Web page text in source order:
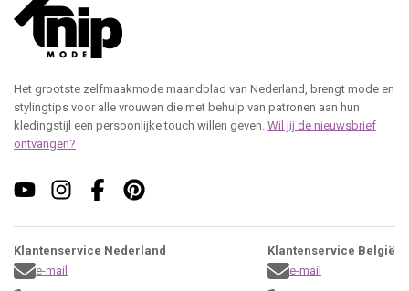
Het grootste zelfmaakmode maandblad van Nederland, brengt mode en
stylingtips voor alle vrouwen die met behulp van patronen aan hun
kledingstijl een persoonlijke touch willen geven. Wil jij de nieuwsbrief
ontvangen?
Klantenservice Nederland
e-mail
Klantenservice België
e-mail